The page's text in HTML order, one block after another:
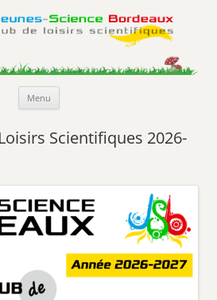
Bordeaux
Menu
Scientifiques 2026-